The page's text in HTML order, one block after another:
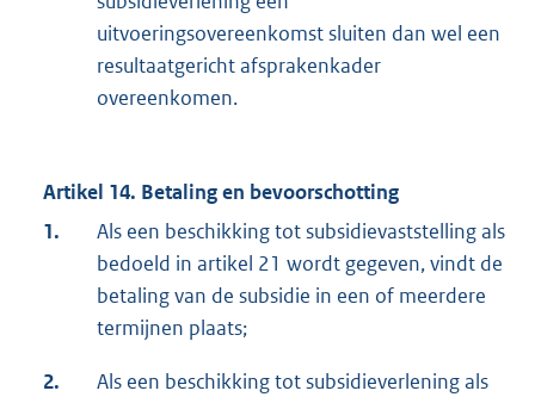
uitvoeringsovereenkomst sluiten dan wel een
resultaatgericht afsprakenkader
overeenkomen.
Artikel 14. Betaling en bevoorschotting
1.
Als een beschikking tot subsidievaststelling als
bedoeld in artikel 21 wordt gegeven, vindt de
betaling van de subsidie in een of meerdere
termijnen plaats;
2.
Als een beschikking tot subsidieverlening als